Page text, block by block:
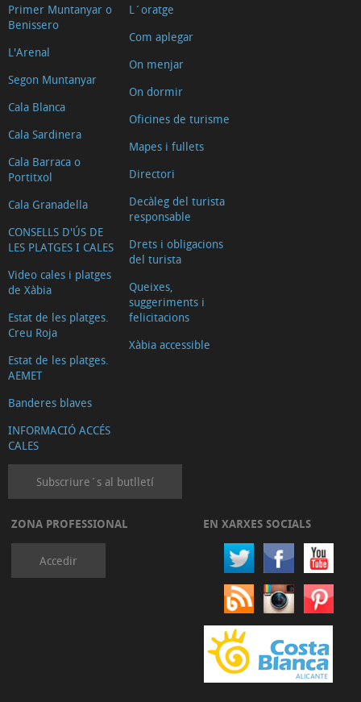
Primer Muntanyar o
Benissero
L'Arenal
Segon Muntanyar
Cala Blanca
Cala Sardinera
Cala Barraca o
Portitxol
Cala Granadella
CONSELLS D'ÚS DE
LES PLATGES I CALES
Video cales i platges
de Xàbia
Estat de les platges.
Creu Roja
Estat de les platges.
AEMET
Banderes blaves
INFORMACIÓ ACCÉS
CALES
L´oratge
Com aplegar
On menjar
On dormir
Oficines de turisme
Mapes i fullets
Directori
Decàleg del turista
responsable
Drets i obligacions
del turista
Queixes,
suggeriments i
felicitacions
Xàbia accessible
Subscriure´s al butlletí
ZONA PROFESSIONAL
Accedir
EN XARXES SOCIALS